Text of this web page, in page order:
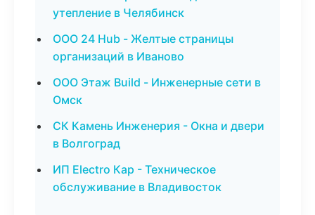
утепление в Челябинск
ООО 24 Hub - Желтые страницы
организаций в Иваново
ООО Этаж Build - Инженерные сети в
Омск
СК Камень Инженерия - Окна и двери
в Волгоград
ИП Electro Кар - Техническое
обслуживание в Владивосток